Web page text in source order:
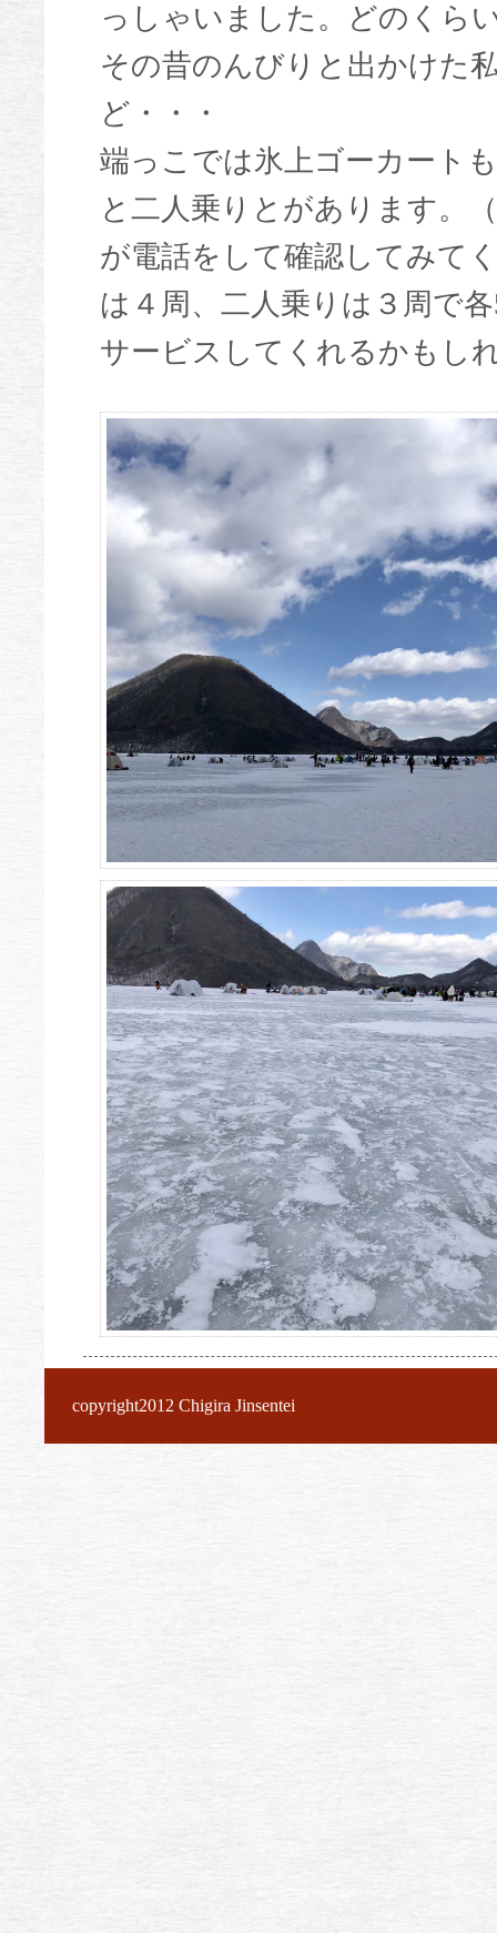
っしゃいました。どのくら
その昔のんびりと出かけた
ど・・・
端っこでは氷上ゴーカート
と二人乗りとがあります。
が電話をして確認してみて
は４周、二人乗りは３周で
サービスしてくれるかもし
copyright2012 Chigira Jinsentei